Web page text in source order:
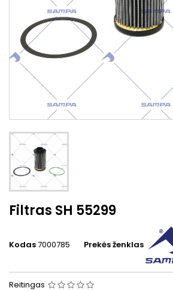
Filtras SH 55299
Kodas7000785 Prekės ženklas
Reitingas